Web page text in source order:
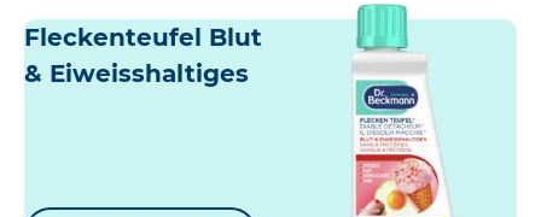
Fleckenteufel Blut
& Eiweisshaltiges